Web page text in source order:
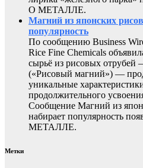
О МЕТАЛЛЕ.
Магний из японских
популярность
По сообщению Business
Rice Fine Chemicals
сырьё из рисовых отрубей
(«Рисовый магний») —
уникальные
продолжительного
Сообщение Магний из
набирает популярность
МЕТАЛЛЕ.
Метки